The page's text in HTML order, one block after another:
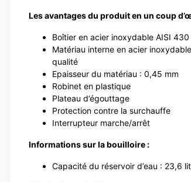
Les avantages du produit en un coup
Boîtier en acier inoxydable AISI 430
Matériau interne en acier
qualité
Epaisseur du matériau : 0,45 mm
Robinet en plastique
Plateau d’égouttage
Protection contre la surchauffe
Interrupteur marche/arrêt
Informations sur la bouilloire :
Capacité du réservoir d’eau : 23,6